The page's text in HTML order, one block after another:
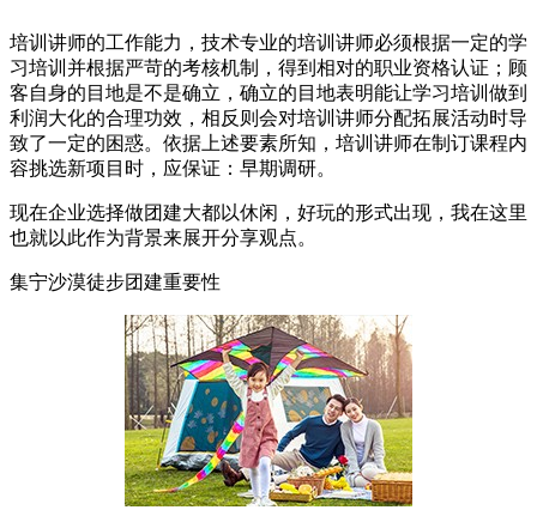
培训讲师的工作能力，技术专业的培训讲师必须根据一定的学
习培训并根据严苛的考核机制，得到相对的职业资格认证；顾
客自身的目地是不是确立，确立的目地表明能让学习培训做到
利润大化的合理功效，相反则会对培训讲师分配拓展活动时导
致了一定的困惑。依据上述要素所知，培训讲师在制订课程内
容挑选新项目时，应保证：早期调研。
现在企业选择做团建大都以休闲，好玩的形式出现，我在这里
也就以此作为背景来展开分享观点。
集宁沙漠徒步团建重要性